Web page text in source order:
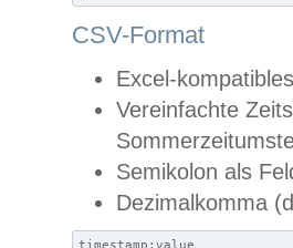
CSV-Format
Excel-
Vereinfachte
Semikolon als
Dezimalkomma
timestamp;value